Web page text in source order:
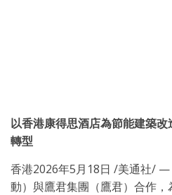
以香港康得思酒店為節能建築
轉型
香港2026年5月18日 /美通社/ —
動）與鷹君集團（鷹君）合作